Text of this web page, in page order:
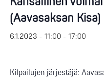
(Aavasaksan Kisa)
6.1.2023 - 11:00 - 17:00
Kilpailujen järjestäjä: